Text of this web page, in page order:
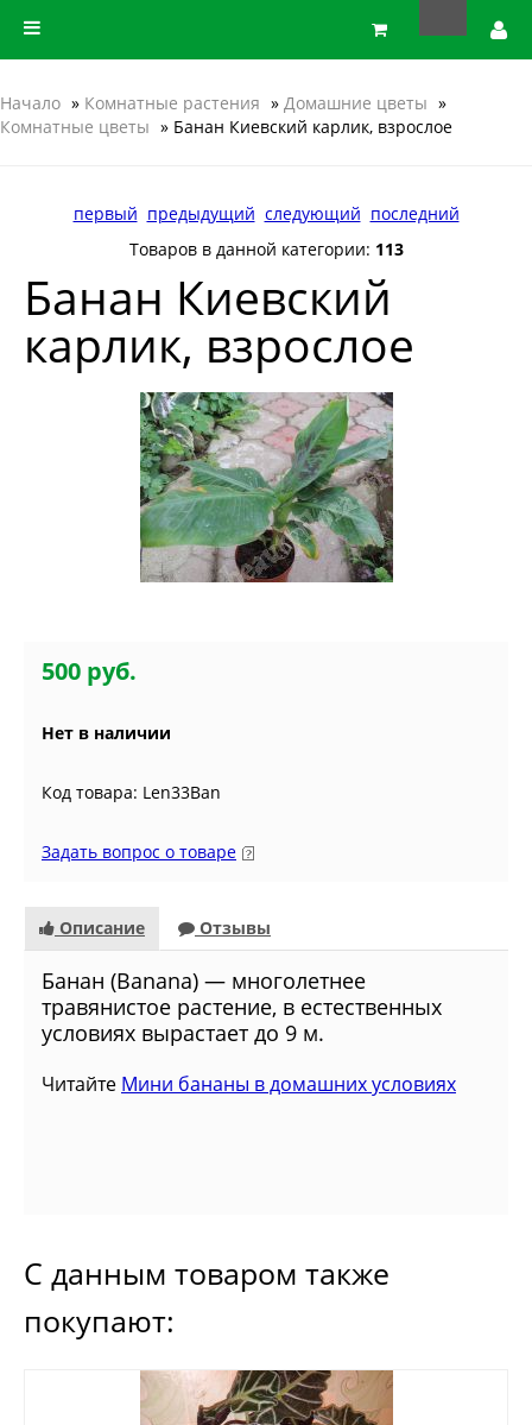
Начало » Комнатные растения » Домашние цветы »
Комнатные цветы » Банан Киевский карлик, взрослое
первый предыдущий следующий последний
Товаров в данной категории: 113
Банан Киевский
карлик, взрослое
500 руб.
Нет в наличии
Код товара: Len33Ban
Задать вопрос о товаре
Описание Отзывы
Банан (Banana) — многолетнее
травянистое растение, в естественных
условиях вырастает до 9 м.
Читайте Мини бананы в домашних условиях
С данным товаром также
покупают: